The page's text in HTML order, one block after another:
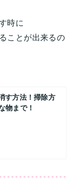
時に
ことが出来るの
す方法！掃除方
物まで！